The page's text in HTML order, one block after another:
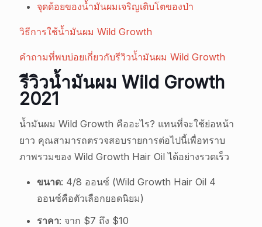
จุดด้อยของน้ำมันผมเจริญเติบโตของป่า
วิธีการใช้น้ำมันผม Wild Growth
คำถามที่พบบ่อยเกี่ยวกับรีวิวน้ำมันผม Wild Growth
รีวิวน้ำมันผม Wild Growth
2021
น้ำมันผม Wild Growth คืออะไร? แทนที่จะใช้ย่อหน้า
ยาว คุณสามารถตรวจสอบรายการต่อไปนี้เพื่อทราบ
ภาพรวมของ Wild Growth Hair Oil ได้อย่างรวดเร็ว
ขนาด: 4/8 ออนซ์ (Wild Growth Hair Oil 4
ออนซ์คือตัวเลือกยอดนิยม)
ราคา: จาก $7 ถึง $10